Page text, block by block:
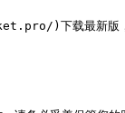
)下载最新版，开